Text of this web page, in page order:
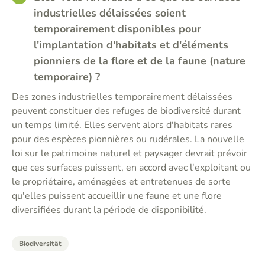
industrielles délaissées soient
temporairement disponibles pour
l'implantation d'habitats et d'éléments
pionniers de la flore et de la faune (nature
temporaire) ?
Des zones industrielles temporairement délaissées
peuvent constituer des refuges de biodiversité durant
un temps limité. Elles servent alors d'habitats rares
pour des espèces pionnières ou rudérales. La nouvelle
loi sur le patrimoine naturel et paysager devrait prévoir
que ces surfaces puissent, en accord avec l'exploitant ou
le propriétaire, aménagées et entretenues de sorte
qu'elles puissent accueillir une faune et une flore
diversifiées durant la période de disponibilité.
Biodiversität